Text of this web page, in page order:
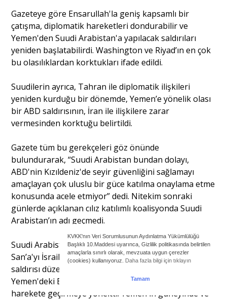
KVKK'nın Veri Sorumlusunun Aydınlatma Yükümlülüğü
Başlıklı 10.Maddesi uyarınca, Gizlilik politikasında belirtilen
amaçlarla sınırlı olarak, mevzuata uygun çerezler
(cookies) kullanıyoruz. Daha fazla bilgi için tıklayın
Tamam
Gazeteye göre Ensarullah'la geniş kapsamlı bir
çatışma, diplomatik hareketleri dondurabilir ve
Yemen'den Suudi Arabistan'a yapılacak saldırıları
yeniden başlatabilirdi. Washington ve Riyad’ın en çok
bu olasılıklardan korktukları ifade edildi.
Suudilerin ayrıca, Tahran ile diplomatik ilişkileri
yeniden kurduğu bir dönemde, Yemen’e yönelik olası
bir ABD saldırısının, İran ile ilişkilere zarar
vermesinden korktuğu belirtildi.
Gazete tüm bu gerekçeleri göz önünde
bulundurarak, “Suudi Arabistan bundan dolayı,
ABD'nin Kızıldeniz'de seyir güvenliğini sağlamayı
amaçlayan çok uluslu bir güce katılma onaylama etme
konusunda acele etmiyor” dedi. Nitekim sonraki
günlerde açıklanan cılız katılımlı koalisyonda Suudi
Arabistan’ın adı geçmedi.
Suudi Arabistan’ın Yemen’den korkusu ABD’yi,
San’a'yı İsrail varlığına karşı daha fazla hava ve deniz
saldırısı düzenlemeye devam etmekten alıkoymak için
Yemen'deki Birleşik Arap Emirlikleri'ne sadık grupları
harekete geçirmeye yöneltti. Yemen'in güneyinde ve